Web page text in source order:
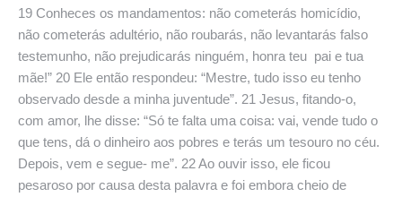
19 Conheces os mandamentos: não cometerás homicídio,
não cometerás adultério, não roubarás, não levantarás falso
testemunho, não prejudicarás ninguém, honra teu pai e tua
mãe!” 20 Ele então respondeu: “Mestre, tudo isso eu tenho
observado desde a minha juventude”. 21 Jesus, fitando-o,
com amor, lhe disse: “Só te falta uma coisa: vai, vende tudo o
que tens, dá o dinheiro aos pobres e terás um tesouro no céu.
Depois, vem e segue- me”. 22 Ao ouvir isso, ele ficou
pesaroso por causa desta palavra e foi embora cheio de